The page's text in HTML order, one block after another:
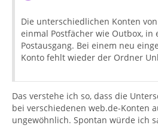
Die unterschiedlichen Konten
einmal Postfächer wie Outbox, in
Postausgang. Bei einem neu
Konto fehlt wieder der Ordner
Das verstehe ich so, dass die
bei verschiedenen web.de-Konten
ungewöhnlich. Spontan würde ich